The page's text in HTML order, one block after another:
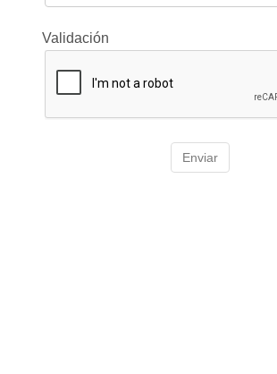
Validación